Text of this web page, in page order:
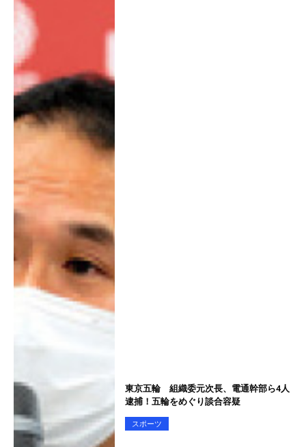
東京五輪 組織委元次長、電通幹部ら4人
逮捕！五輪をめぐり談合容疑
スポーツ